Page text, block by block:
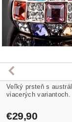
Veľký prsteň s
viacerých variantoch.
€29,90